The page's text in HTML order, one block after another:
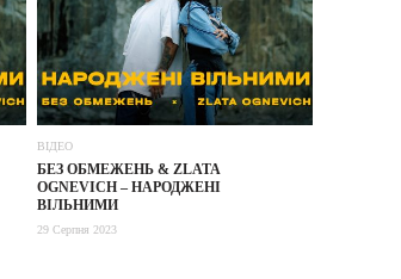
ВІДЕО
БЕЗ ОБМЕЖЕНЬ & ZLATA
OGNEVICH – НАРОДЖЕНІ
ВІЛЬНИМИ
29 Серпня 2023